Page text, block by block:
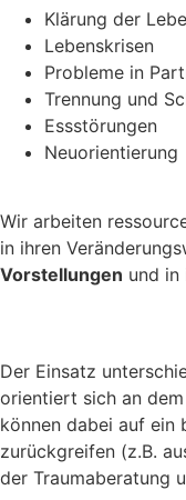
Klärung der
Lebenskrisen
Probleme in
Trennung und
Essstörungen
Neuorientierung
Wir arbeiten
in ihren
Vorstellungen und in
Der Einsatz
orientiert sich an
können dabei auf ein
zurückgreifen (z.B.
der Traumaberatung